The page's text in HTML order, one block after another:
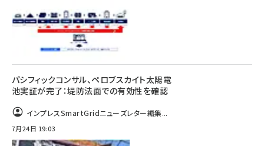
パシフィックコンサル、ペロブスカイト太陽電
池実証が完了：堤防法面での有効性を確認
インプレスSmartGridニューズレター編集...
7月24日 19:03